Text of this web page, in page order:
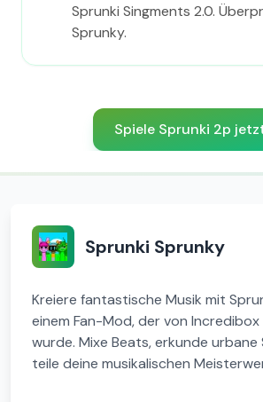
Sprunki Singments 2.0.
Sprunky.
Spiele Sprunki 2p
Sprunki Sprunky
Kreiere fantastische Musik mit
einem Fan-Mod, der von
wurde. Mixe Beats, erkunde urbane
teile deine musikalischen